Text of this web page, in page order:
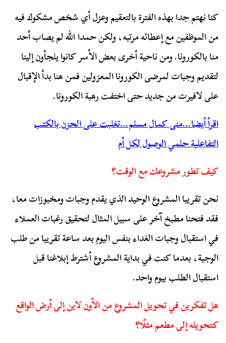
كنا نهتم جدا بهذه الفترة بالتعقيم وعزل أي شخص مشكوك فيه
من الموظفين مع إعطائه مرتبه، ولكن حمدا الله لم يصاب أحد
منا بالكورونا. ومن ناحية أخرى بعض الأسر كانوا يلجأون إلينا
لتقديم وجبات لمرضى الكورونا المعزولين فمن هنا بدأ الإقبال
على لافيرت من جديد حتى اختفت رهبة الكورونا.
اقرأ أيضا…منى كمال مسلم…تغلبت على الحزن بالكتب
التفاعلية حلمي الوصول لكل أم
كيف تطور مشروعك مع الوقت؟
نحن تقريبا المشروع الوحيد الذي يقدم وجبات ومخبوزات معا،
فقد فتحنا مطبخ آخر على سبيل المثال لتحقيق رغبات العملاء
في استقبال وجبات الغداء بنفس اليوم بعد ساعة تقريبا من طلب
الوجبة، بعدما كنت في بداية المشروع أشترط إبلاغنا قبل
استقبال الطلب بيوم واحد.
هل تفكرين في تحويل المشروع من الأون لاين إلى أرض الواقع
كتحويله إلى مطعم مثلًا؟